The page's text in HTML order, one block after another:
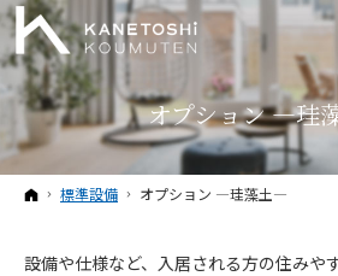
オプション ―珪
ホーム
標準設備 オプション ―珪藻土―
設備や仕様など、入居される方の住みや